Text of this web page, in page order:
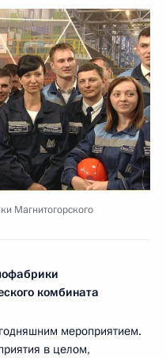
Магнитогорского
комбината
мероприятием.
в целом,